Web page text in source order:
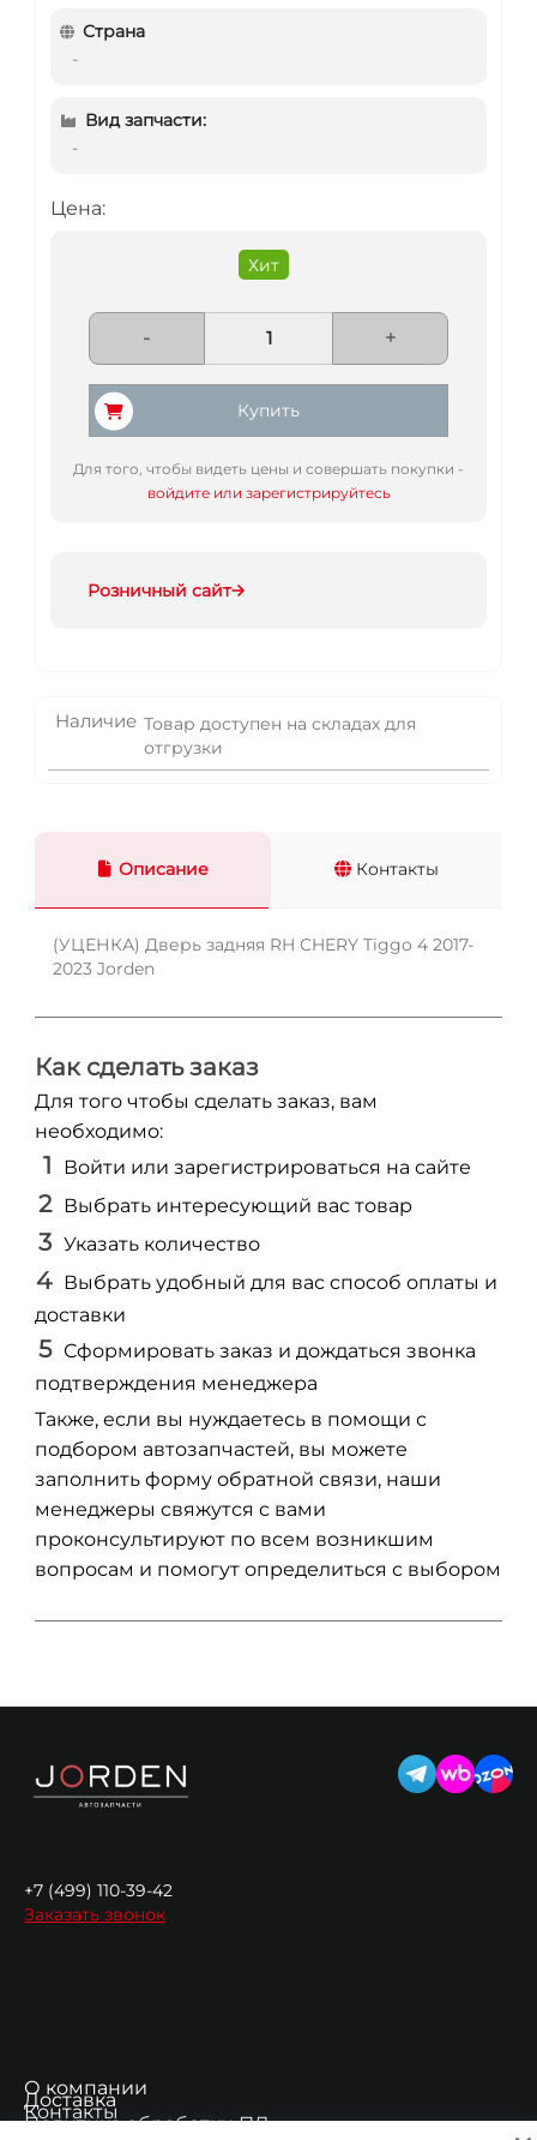
Страна
-
Вид запчасти:
-
Цена:
Хит
- +
Купить
Для того, чтобы видеть цены и совершать покупки -
войдите или зарегистрируйтесь
Розничный сайт
Наличие Товар доступен на складах для
отгрузки
Описание Контакты
(УЦЕНКА) Дверь задняя RH CHERY Tiggo 4 2017-
2023 Jorden
Как сделать заказ
Для того чтобы сделать заказ, вам
необходимо:
Войти или зарегистрироваться на сайте
Выбрать интересующий вас товар
Указать количество
Выбрать удобный для вас способ оплаты и
доставки
Сформировать заказ и дождаться звонка
подтверждения менеджера
Также, если вы нуждаетесь в помощи с
подбором автозапчастей, вы можете
заполнить форму обратной связи, наши
менеджеры свяжутся с вами
проконсультируют по всем возникшим
вопросам и помогут определиться с выбором
О компании
Доставка
Контакты
Политика обработки ПД
+7 (499) 110-39-42
Заказать звонок